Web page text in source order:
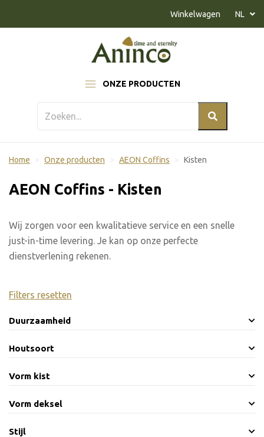
ONZE PRODUCTEN
Winkelwagen NL
Home Onze producten AEON Coffins Kisten
AEON Coffins - Kisten
Wij zorgen voor een kwalitatieve service en een snelle
just-in-time levering. Je kan op onze perfecte
dienstverlening rekenen.
Filters resetten
Duurzaamheid
Houtsoort
Vorm kist
Vorm deksel
Stijl